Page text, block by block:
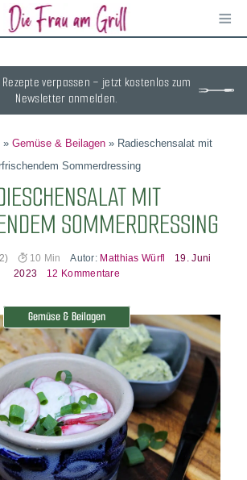
≡
verpassen – jetzt kostenlos zum
Newsletter anmelden.
» Gemüse & Beilagen» Radieschensalat mit
Sommerdressing
MIT
SOMMERDRESSING
10 Min Autor: Matthias Würfl
19. Juni
2023
12 Kommentare
Gemüse & Beilagen